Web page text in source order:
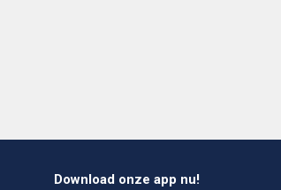
Download onze app nu!